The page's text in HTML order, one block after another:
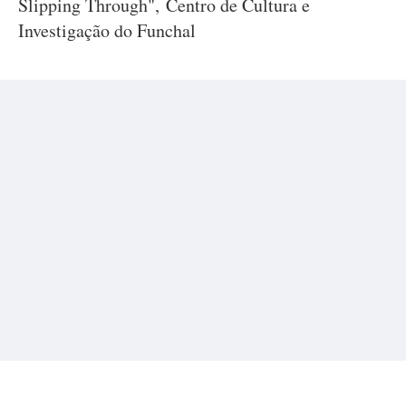
Slipping Through", Centro de Cultura e
Investigação do Funchal